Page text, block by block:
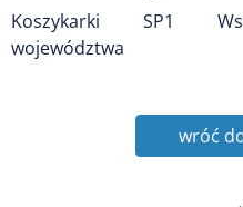
Koszykarki SP1
województwa
wróć